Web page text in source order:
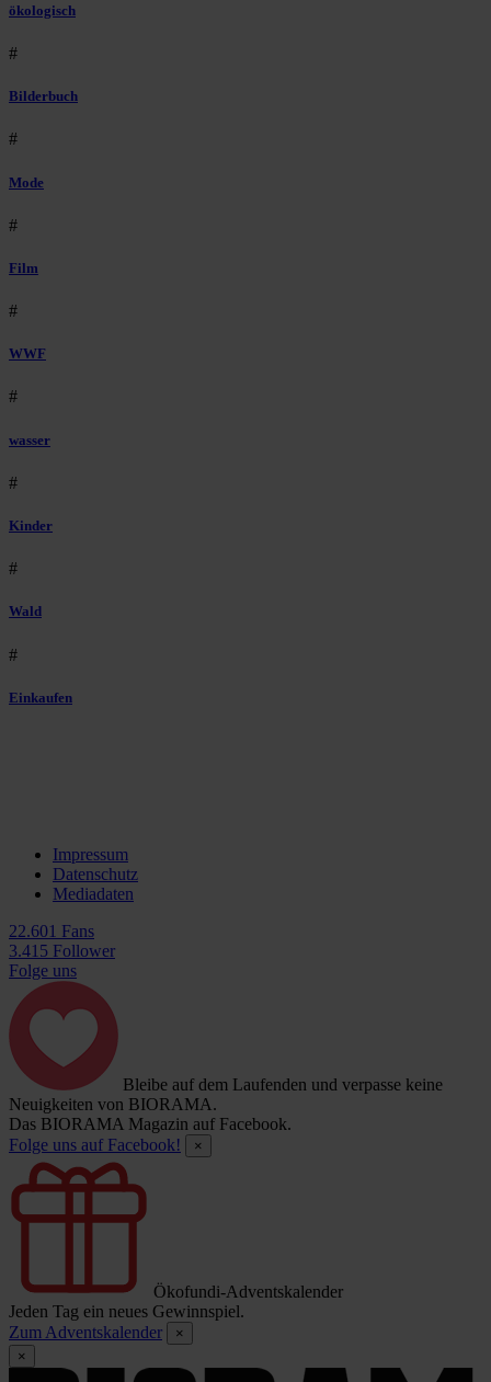
ökologisch
#
Bilderbuch
#
Mode
#
Film
#
WWF
#
wasser
#
Kinder
#
Wald
#
Einkaufen
Impressum
Datenschutz
Mediadaten
22.601 Fans
3.415 Follower
Folge uns
Bleibe auf dem Laufenden und verpasse keine
Neuigkeiten von BIORAMA.
Das BIORAMA Magazin auf Facebook.
Folge uns auf Facebook!
×
Ökofundi-Adventskalender
Jeden Tag ein neues Gewinnspiel.
Zum Adventskalender
×
×